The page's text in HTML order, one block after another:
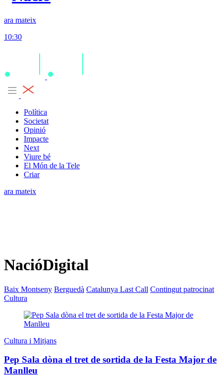
ara mateix
10:30
Política
Societat
Opinió
Impacte
Next
Viure bé
El Món de la Tele
Criar
ara mateix
NacióDigital
Baix Montseny Berguedà Catalunya Last Call Contingut patrocinat
Cultura
Cultura i Mitjans
Pep Sala dòna el tret de sortida de la Festa Major de
Manlleu